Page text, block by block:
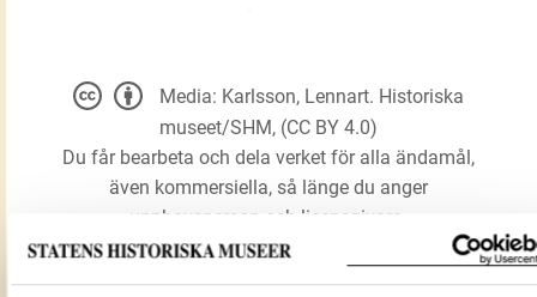
Media: Karlsson, Lennart. Historiska
museet/SHM, (CC BY 4.0)
Du får bearbeta och dela verket för alla ändamål,
även kommersiella, så länge du anger
upphovsperson och licensgivare.